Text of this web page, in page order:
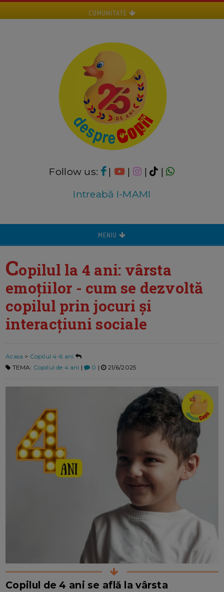
COMUNITATE
Follow us: | | |
|
Intreabă I-MAMI
MENIU
Copilul la 4 ani: vârsta
emoțiilor - cum se dezvoltă
copilul prin jocuri și
interacțiuni sociale
Acasa > Copilul 4-6 ani
TEMA: Copilul de 4 ani | 0 | 21/6/2025
Copilul de 4 ani se află la vârsta